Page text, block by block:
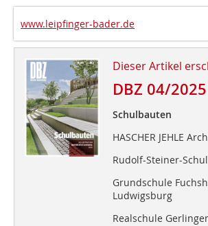
www.leipfinger-bader.de
Dieser Artikel
DBZ 04/2025
Schulbauten
HASCHER JEHLE
Rudolf-Steiner-
Grundschule
Ludwigsburg
Realschule